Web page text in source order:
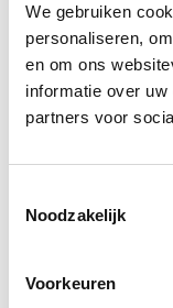
We gebruiken
personaliseren,
en om ons
informatie over
partners voor
Noodzakelijk
Voorkeuren
rendabel maken.”
Bron: nrc.nl
Boeiend
in deze
Circulair Bouwen